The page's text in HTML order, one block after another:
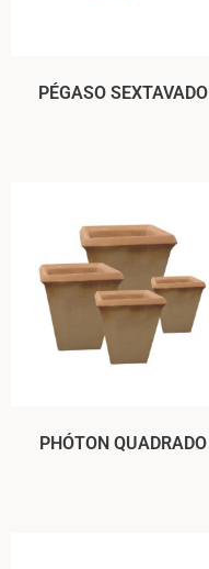
PÉGASO SEXTAVADO
PHÓTON QUADRADO